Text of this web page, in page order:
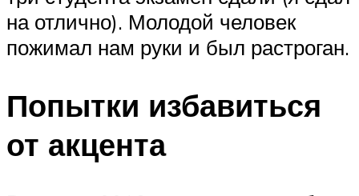
на отлично). Молодой человек
пожимал нам руки и был растроган.
Попытки избавиться
от акцента